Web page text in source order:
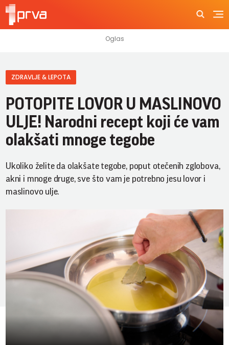
ZDRAVLJE & LEPOTA
POTOPITE LOVOR U MASLINOVO
ULJE! Narodni recept koji će vam
olakšati mnoge tegobe
Ukoliko želite da olakšate tegobe, poput otečenih zglobova,
akni i mnoge druge, sve što vam je potrebno jesu lovor i
maslinovo ulje.